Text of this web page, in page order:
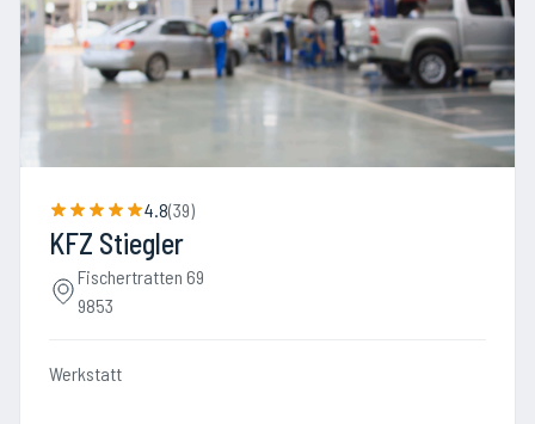
4.8(39)
KFZ Stiegler
Fischertratten 69
9853
Werkstatt